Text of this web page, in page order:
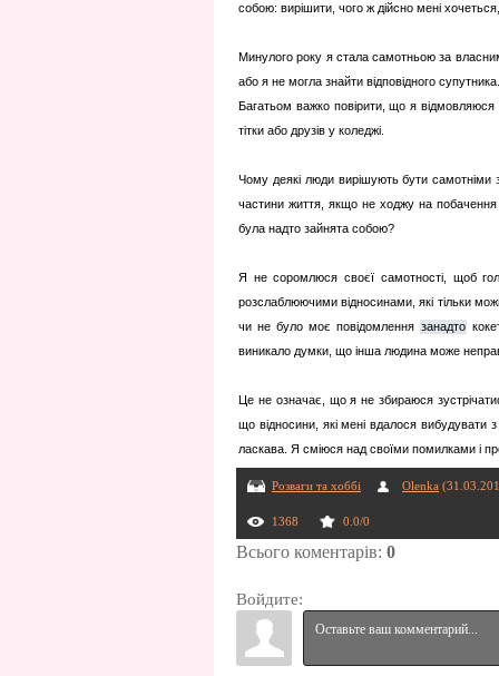
собою: вирішити, чого ж дійсно мені
Минулого року я стала самотньою за
або я не могла знайти відповідного супутника.
Багатьом важко повірити, що я
тітки або друзів у коледжі.
Чому деякі люди вирішують бути
частини життя, якщо не ходжу на
була надто зайнята собою?
Я не соромлюся своєї самотності, щоб
розслаблюючими відносинами, які тільки
чи не було моє повідомлення занадто
виникало думки, що інша людина може
Це не означає, що я не збираюся
що відносини, які мені вдалося
ласкава. Я сміюся над своїми помилками і
Розваги та хоббі Olenka
1368 0.0/0
Всього коментарів: 0
Войдите: